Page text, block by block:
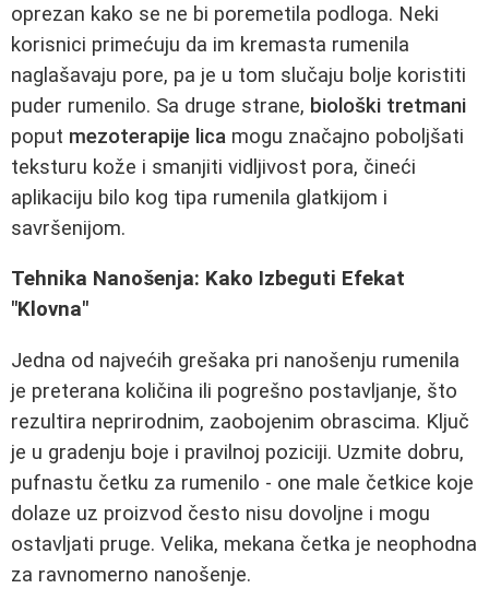
oprezan kako se ne bi poremetila podloga. Neki
korisnici primećuju da im kremasta rumenila
naglašavaju pore, pa je u tom slučaju bolje koristiti
puder rumenilo. Sa druge strane, biološki tretmani
poput mezoterapije lica mogu značajno poboljšati
teksturu kože i smanjiti vidljivost pora, čineći
aplikaciju bilo kog tipa rumenila glatkijom i
savršenijom.
Tehnika Nanošenja: Kako Izbeguti Efekat
"Klovna"
Jedna od najvećih grešaka pri nanošenju rumenila
je preterana količina ili pogrešno postavljanje, što
rezultira neprirodnim, zaobojenim obrascima. Ključ
je u gradenju boje i pravilnoj poziciji. Uzmite dobru,
pufnastu četku za rumenilo - one male četkice koje
dolaze uz proizvod često nisu dovoljne i mogu
ostavljati pruge. Velika, mekana četka je neophodna
za ravnomerno nanošenje.